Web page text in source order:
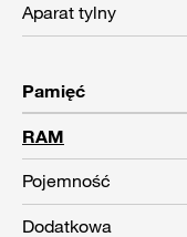
Aparat tylny
Pamięć
RAM
Pojemność
Dodatkowa